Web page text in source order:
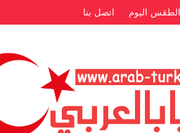
الطقس اليوم اتصل بنا